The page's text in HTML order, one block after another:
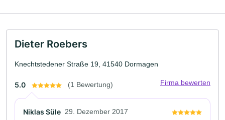
Dieter Roebers
Knechtstedener Straße 19, 41540 Dormagen
5.0 (1 Bewertung) Firma bewerten
Niklas Süle 29. Dezember 2017